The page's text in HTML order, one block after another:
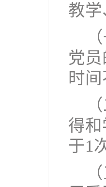
教
党
时
得
于1